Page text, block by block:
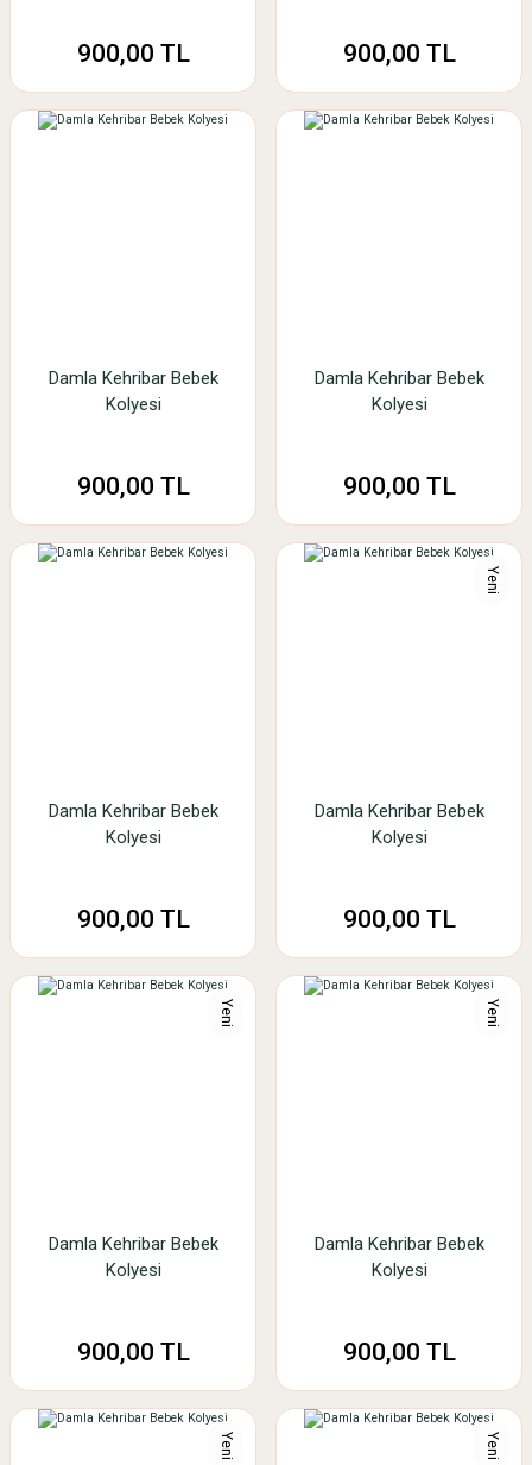
900,00 TL 900,00 TL
Damla Kehribar Bebek
Kolyesi
900,00 TL
Damla Kehribar Bebek
Kolyesi
900,00 TL
Damla Kehribar Bebek
Kolyesi
900,00 TL
Yeni
Damla Kehribar Bebek
Kolyesi
900,00 TL
Yeni
Damla Kehribar Bebek
Kolyesi
900,00 TL
Yeni
Damla Kehribar Bebek
Kolyesi
900,00 TL
Yeni Yeni